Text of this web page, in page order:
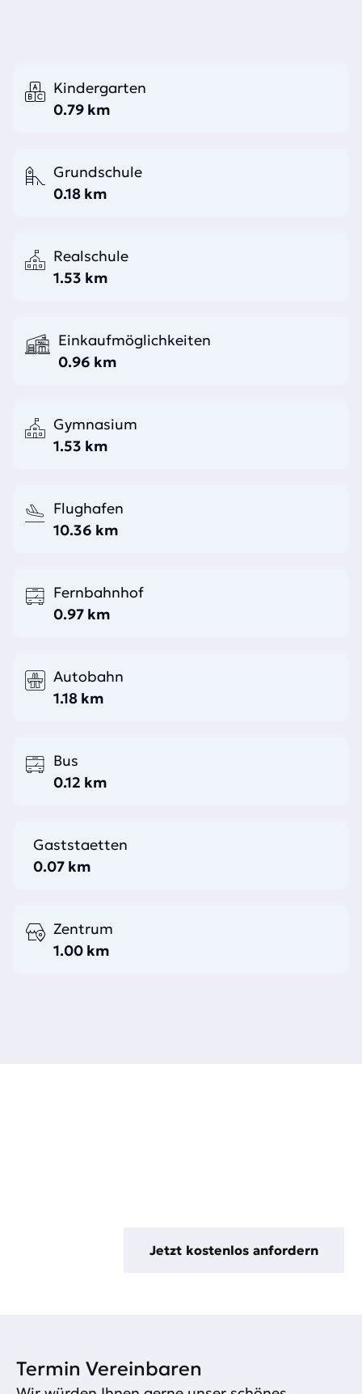
Kindergarten
0.79 km
Grundschule
0.18 km
Realschule
1.53 km
Einkaufmöglichkeiten
0.96 km
Gymnasium
1.53 km
Flughafen
10.36 km
Fernbahnhof
0.97 km
Autobahn
1.18 km
Bus
0.12 km
Gaststaetten
0.07 km
Zentrum
1.00 km
Jetzt kostenlos anfordern
Termin Vereinbaren​